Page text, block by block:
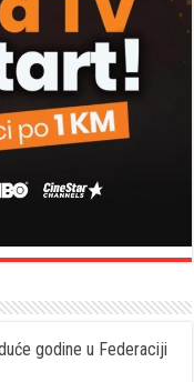
godine u Federaciji